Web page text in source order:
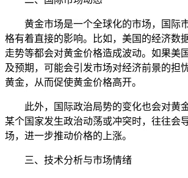
黄金市场是一个全球化的市场，国际
格有着直接的影响。比如，美国的经济数
走势等都会对黄金价格造成波动。如果美
及预期，可能会引发市场对经济前景的担
黄金，从而促使黄金价格高开。
此外，国际政治局势的变化也会对黄
某个国家发生政治动荡或冲突时，往往会
场，进一步推动价格的上涨。
三、技术分析与市场情绪